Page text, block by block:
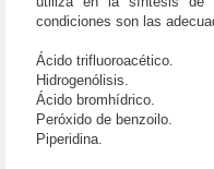
condiciones son las
Ácido trifluoroacético.
Hidrogenólisis.
Ácido bromhídrico.
Peróxido de benzoilo.
Piperidina.